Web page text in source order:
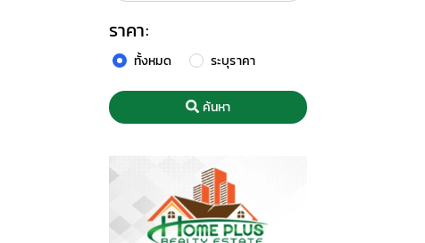
ราคา:
ทั้งหมด ระบุราคา
ค้นหา